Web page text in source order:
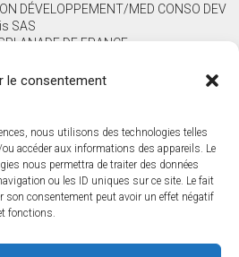
le consentement
nous utilisons des technologies telles
accéder aux informations des appareils. Le
nous permettra de traiter des données
ou les ID uniques sur ce site. Le fait
son consentement peut avoir un effet négatif
fonctions.
DÉVELOPPEMENT/MED CONSO DEV
SAS
DE FRANCE
– 42000 SAINT-ÉTIENNE